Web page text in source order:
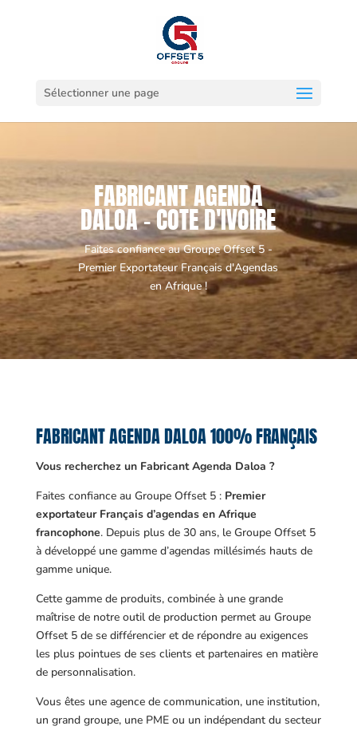
Sélectionner une page
FABRICANT AGENDA
DALOA - COTE D'IVOIRE
Faites confiance au Groupe Offset 5 -
Premier Exportateur Français d'Agendas
en Afrique !
FABRICANT AGENDA DALOA 100% FRANÇAIS
Vous recherchez un Fabricant Agenda Daloa ?
Faites confiance au Groupe Offset 5 : Premier
exportateur Français d’agendas en Afrique
francophone. Depuis plus de 30 ans, le Groupe Offset 5
à développé une gamme d’agendas millésimés hauts de
gamme unique.
Cette gamme de produits, combinée à une grande
maîtrise de notre outil de production permet au Groupe
Offset 5 de se différencier et de répondre au exigences
les plus pointues de ses clients et partenaires en matière
de personnalisation.
Vous êtes une agence de communication, une institution,
un grand groupe, une PME ou un indépendant du secteur